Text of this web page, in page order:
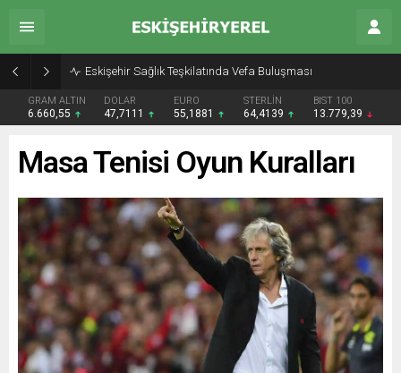
Eskişehir Sağlık Teşkilatında Vefa Buluşması
GRAM ALTIN
6.660,55
DOLAR
47,7111
EURO
55,1881
STERLİN
64,4139
BIST 100
13.779,39
Masa Tenisi Oyun Kuralları